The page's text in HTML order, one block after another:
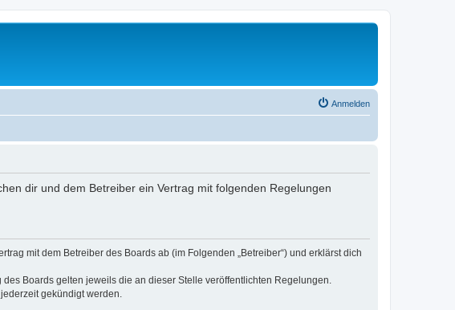
Anmelden
dir und dem Betreiber ein Vertrag mit folgenden Regelungen
mit dem Betreiber des Boards ab (im Folgenden „Betreiber“) und erklärst dich
Boards gelten jeweils die an dieser Stelle veröffentlichten Regelungen.
gekündigt werden.